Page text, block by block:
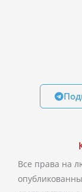
Все права на